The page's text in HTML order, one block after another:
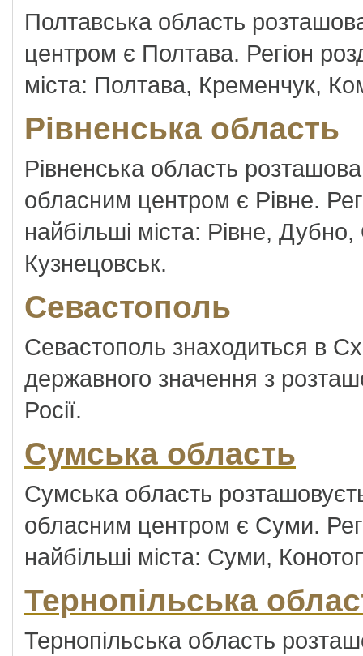
Полтавська область
центром є Полтава. Регіон
міста: Полтава, Кременчук,
Рівненська область
Рівненська область
обласним центром є Рівне.
найбільші міста: Рівне,
Кузнецовськ.
Севастополь
Севастополь знаходиться в
державного значення з
Росії.
Сумська область
Сумська область
обласним центром є Суми.
найбільші міста: Суми,
Тернопільська
Тернопільська область